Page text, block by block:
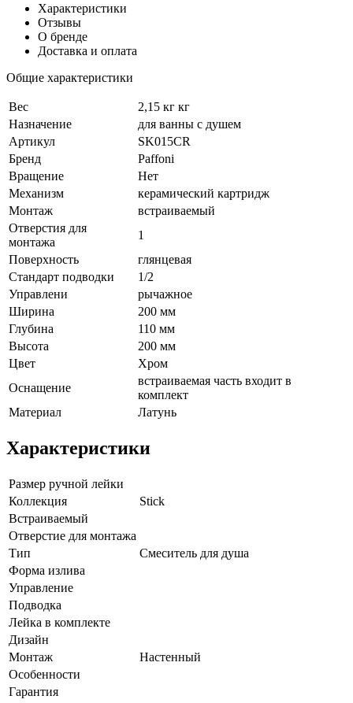
Характеристики
Отзывы
О бренде
Доставка и оплата
Общие характеристики
Вес
2,15 кг кг
Назначение
для ванны с душем
Артикул
SK015CR
Бренд
Paffoni
Вращение
Нет
Механизм
керамический картридж
Монтаж
встраиваемый
Отверстия для
монтажа
1
Поверхность
глянцевая
Стандарт подводки
1/2
Управлени
рычажное
Ширина
200 мм
Глубина
110 мм
Высота
200 мм
Цвет
Хром
Оснащение
встраиваемая часть входит в
комплект
Материал
Латунь
Характеристики
Размер ручной лейки
Коллекция
Stick
Встраиваемый
Отверстие для монтажа
Тип
Смеситель для душа
Форма излива
Управление
Подводка
Лейка в комплекте
Дизайн
Монтаж
Настенный
Особенности
Гарантия